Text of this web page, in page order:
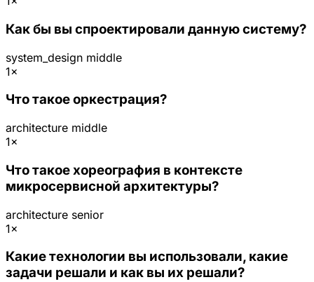
Как бы вы спроектировали данную систему?
system_design middle
1×
Что такое оркестрация?
architecture middle
1×
Что такое хореография в контексте
микросервисной архитектуры?
architecture senior
1×
Какие технологии вы использовали, какие
задачи решали и как вы их решали?